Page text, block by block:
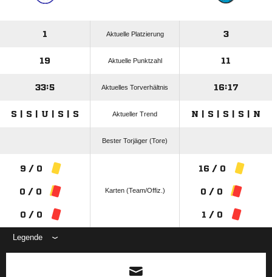
1 Aktuelle Platzierung 3
19 Aktuelle Punktzahl 11
33:5 Aktuelles Torverhältnis 16:17
S | S | U | S | S Aktueller Trend N | S | S | S | N
Bester Torjäger (Tore)
9 / 0
0 / 0
0 / 0
Karten (Team/Offiz.)
16 / 0
0 / 0
1 / 0
Legende
ANZEIGE